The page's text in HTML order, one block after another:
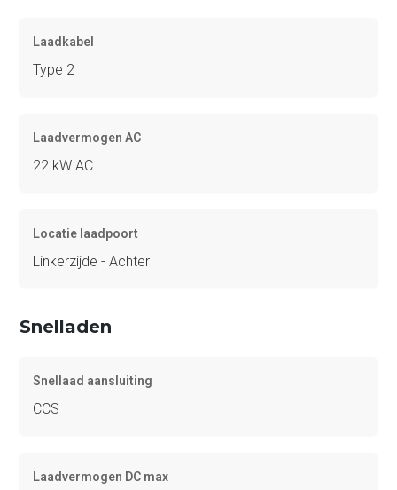
Laadkabel
Type 2
Laadvermogen AC
22 kW AC
Locatie laadpoort
Linkerzijde - Achter
Snelladen
Snellaad aansluiting
CCS
Laadvermogen DC max